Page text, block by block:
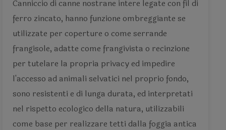
Canniccio di canne nostrane intere legate con fil di
ferro zincato, hanno funzione ombreggiante se
utilizzate per coperture o come serrande
frangisole, adatte come frangivista o recinzione
per tutelare la propria privacy ed impedire
l'accesso ad animali selvatici nel proprio fondo,
sono resistenti e di lunga durata, ed interpretati
nel rispetto ecologico della natura, utilizzabili
come base per realizzare tetti dalla foggia antica